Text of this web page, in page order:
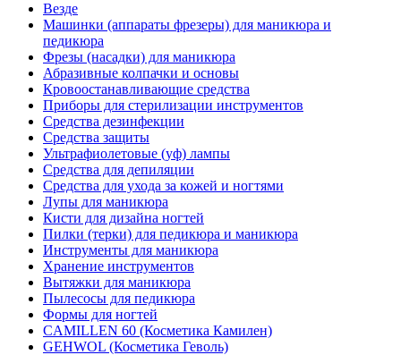
Везде
Машинки (аппараты фрезеры) для маникюра и
педикюра
Фрезы (насадки) для маникюра
Абразивные колпачки и основы
Кровоостанавливающие средства
Приборы для стерилизации инструментов
Средства дезинфекции
Средства защиты
Ультрафиолетовые (уф) лампы
Средства для депиляции
Средства для ухода за кожей и ногтями
Лупы для маникюра
Кисти для дизайна ногтей
Пилки (терки) для педикюра и маникюра
Инструменты для маникюра
Хранение инструментов
Вытяжки для маникюра
Пылесосы для педикюра
Формы для ногтей
CAMILLEN 60 (Косметика Камилен)
GEHWOL (Косметика Геволь)